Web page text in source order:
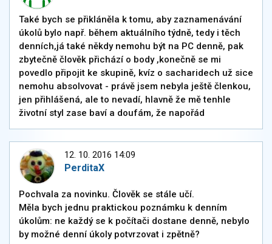
Také bych se přikláněla k tomu, aby zaznamenávání
úkolů bylo např. během aktuálního týdně, tedy i těch
denních,já také někdy nemohu být na PC denně, pak
zbytečně člověk přichází o body ,konečně se mi
povedlo připojit ke skupině, kvíz o sacharidech už sice
nemohu absolvovat - právě jsem nebyla ještě členkou,
jen přihlášená, ale to nevadí, hlavně že mě tenhle
životní styl zase baví a doufám, že napořád
12. 10. 2016 14:09
PerditaX
Pochvala za novinku. Člověk se stále učí.
Měla bych jednu praktickou poznámku k denním
úkolům: ne každý se k počítači dostane denně, nebylo
by možné denní úkoly potvrzovat i zpětně?